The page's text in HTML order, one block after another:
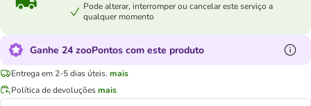
Pode alterar, interromper ou cancelar este serviço a
qualquer momento
Ganhe 24 zooPontos com este produto
Entrega em 2-5 dias úteis. mais
Política de devoluçõesmais